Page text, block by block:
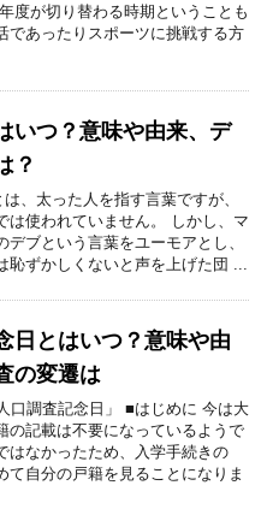
度が切り替わる時期ということも
であったりスポーツに挑戦する方
いつ？意味や由来、デ
？
、太った人を指す言葉ですが、
は使われていません。 しかし、マ
デブという言葉をユーモアとし、
恥ずかしくないと声を上げた団 ...
日とはいつ？意味や由
の変遷は
調査記念日」 ■はじめに 今は大
の記載は不要になっているようで
はなかったため、入学手続きの
て自分の戸籍を見ることになりま